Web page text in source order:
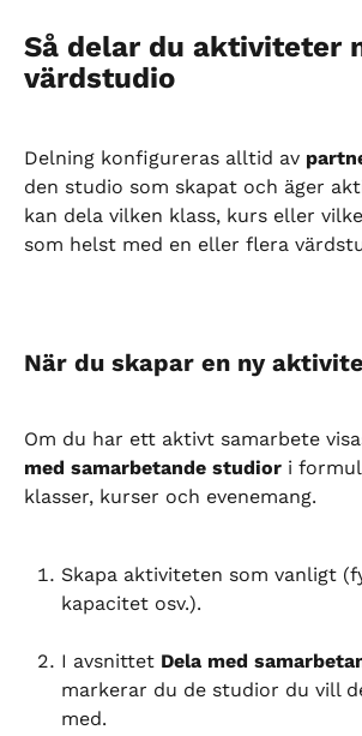
Så delar du aktiviteter
värdstudio
Delning konfigureras alltid av
den studio som skapat och äger
kan dela vilken klass, kurs eller
som helst med en eller flera
När du skapar en ny
Om du har ett aktivt samarbete
med samarbetande studior i
klasser, kurser och evenemang.
Skapa aktiviteten som vanligt
kapacitet osv.).
I avsnittet Dela med
markerar du de studior du vill
med.